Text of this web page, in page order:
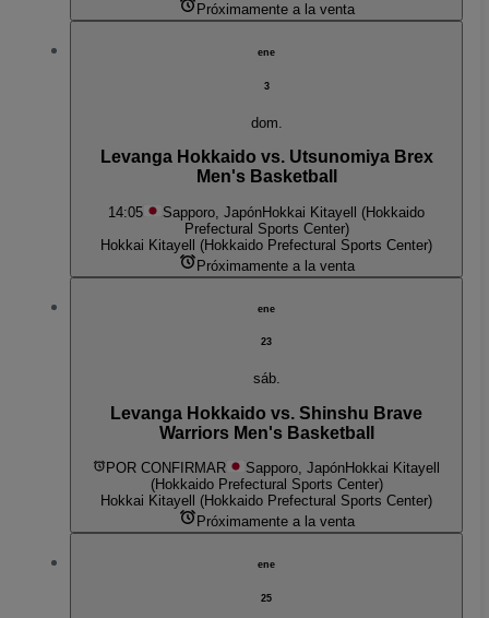
Próximamente a la venta
ene
3
dom.
Levanga Hokkaido vs. Utsunomiya Brex
Men's Basketball
14:05 Sapporo, JapónHokkai Kitayell (Hokkaido
Prefectural Sports Center)
Hokkai Kitayell (Hokkaido Prefectural Sports Center)
Próximamente a la venta
ene
23
sáb.
Levanga Hokkaido vs. Shinshu Brave
Warriors Men's Basketball
POR CONFIRMAR Sapporo, JapónHokkai Kitayell
(Hokkaido Prefectural Sports Center)
Hokkai Kitayell (Hokkaido Prefectural Sports Center)
Próximamente a la venta
ene
25